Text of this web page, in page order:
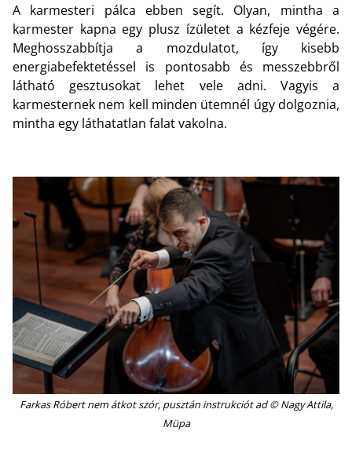
A karmesteri pálca ebben segít. Olyan, mintha a
karmester kapna egy plusz ízületet a kézfeje végére.
Meghosszabbítja a mozdulatot, így kisebb
energiabefektetéssel is pontosabb és messzebbről
látható gesztusokat lehet vele adni. Vagyis a
karmesternek nem kell minden ütemnél úgy dolgoznia,
mintha egy láthatatlan falat vakolna.
Farkas Róbert nem átkot szór, pusztán instrukciót ad © Nagy Attila,
Müpa